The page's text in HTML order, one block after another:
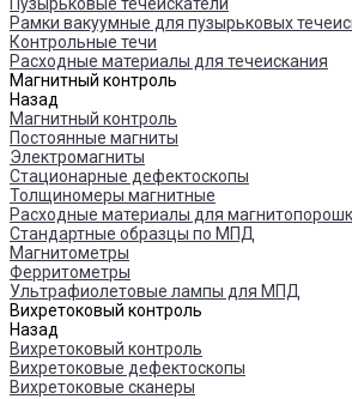
Рамки вакуумные для пузырьковых
Контрольные течи
Расходные материалы для течеискания
Магнитный контроль
Назад
Магнитный контроль
Постоянные магниты
Электромагниты
Стационарные дефектоскопы
Толщиномеры магнитные
Расходные материалы для
Стандартные образцы по МПД
Магнитометры
Ферритометры
Ультрафиолетовые лампы для МПД
Вихретоковый контроль
Назад
Вихретоковый контроль
Вихретоковые дефектоскопы
Вихретоковые сканеры